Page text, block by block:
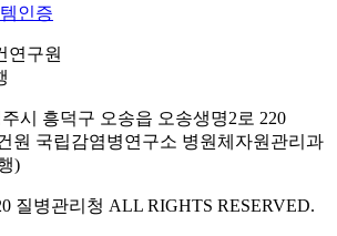
인증
연구원
시 흥덕구 오송읍 오송생명2로 220
원 국립감염병연구소 병원체자원관리과
)
질병관리청 ALL RIGHTS RESERVED.